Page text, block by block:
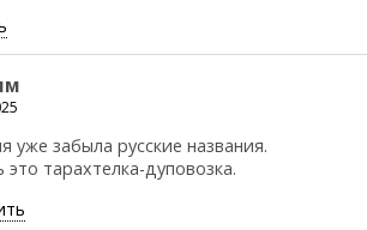
уже забыла русские названия.
это тарахтелка-дуповозка.